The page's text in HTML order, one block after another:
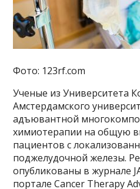
Фото: 123rf.com
Ученые из Университета
Амстердамского
адъювантной
химиотерапии на общую
пациентов с
поджелудочной железы.
опубликованы в журнале
портале Сancer Therapy